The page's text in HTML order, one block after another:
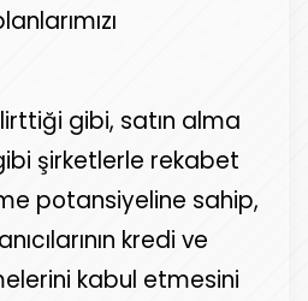
gibi, satın alma
şirketlerle rekabet
potansiyeline sahip,
kredi ve
kabul etmesini